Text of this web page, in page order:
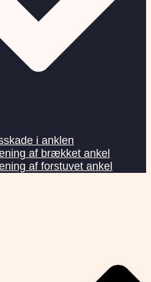
i anklen
af brækket ankel
af forstuvet ankel